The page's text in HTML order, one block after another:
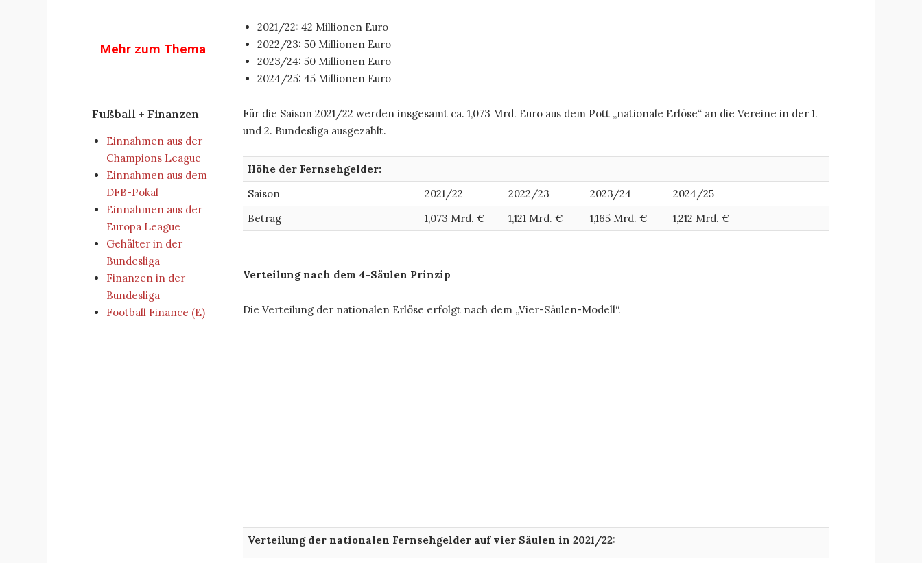
Mehr zum Thema
Fußball + Finanzen
Einnahmen aus der
Champions League
Einnahmen aus dem
DFB-Pokal
Einnahmen aus der
Europa League
Gehälter in der
Bundesliga
Finanzen in der
Bundesliga
Football Finance (E)
2021/22: 42 Millionen Euro
2022/23: 50 Millionen Euro
2023/24: 50 Millionen Euro
2024/25: 45 Millionen Euro
Für die Saison 2021/22 werden insgesamt ca. 1,073 Mrd. Euro aus dem Pott „nationale Erlöse“ an die Vereine in der 1.
und 2. Bundesliga ausgezahlt.
Höhe der Fernsehgelder:
Saison
2021/22 2022/23 2023/24
2024/25
Betrag
1,073 Mrd. € 1,121 Mrd. € 1,165 Mrd. € 1,212 Mrd. €
Verteilung nach dem 4-Säulen Prinzip
Die Verteilung der nationalen Erlöse erfolgt nach dem „Vier-Säulen-Modell“.
Verteilung der nationalen Fernsehgelder auf vier Säulen in 2021/22: